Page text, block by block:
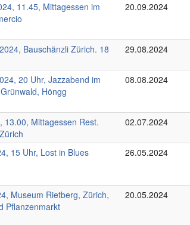
11.45, Mittagessen im
20.09.2024
Bauschänzli Zürich. 18
29.08.2024
20 Uhr, Jazzabend im
Höngg
08.08.2024
13.00, Mittagessen Rest.
02.07.2024
15 Uhr, Lost in Blues
26.05.2024
Museum Rietberg, Zürich,
Pflanzenmarkt
20.05.2024